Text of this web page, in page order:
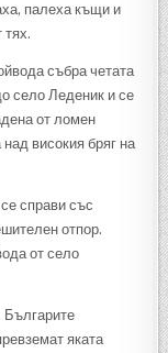
палеха къщи и
тях.
събра четата
село Леденик и се
от ломен
високия бряг на
справи със
отпор.
от село
яката